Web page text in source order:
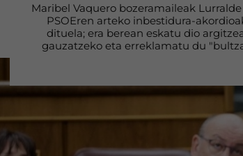
Maribel Vaquero bozeramaileak
PSOEren arteko inbestidura-
dituela; era berean eskatu dio
gauzatzeko eta erreklamatu du